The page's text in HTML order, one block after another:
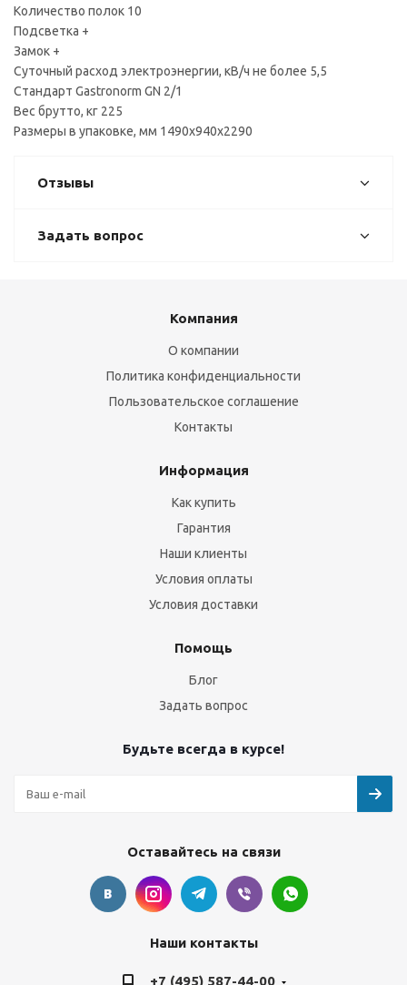
Количество полок 10
Подсветка +
Замок +
Суточный расход электроэнергии, кВ/ч не более 5,5
Стандарт Gastronorm GN 2/1
Вес брутто, кг 225
Размеры в упаковке, мм 1490х940х2290
Отзывы
Задать вопрос
Компания
О компании
Политика конфиденциальности
Пользовательское соглашение
Контакты
Информация
Как купить
Гарантия
Наши клиенты
Условия оплаты
Условия доставки
Помощь
Блог
Задать вопрос
Будьте всегда в курсе!
Оставайтесь на связи
Наши контакты
+7 (495) 587-44-00